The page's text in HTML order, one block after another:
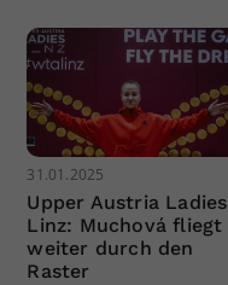
31.01.2025
Upper Austria Ladies
Linz: Muchová fliegt
weiter durch den
Raster